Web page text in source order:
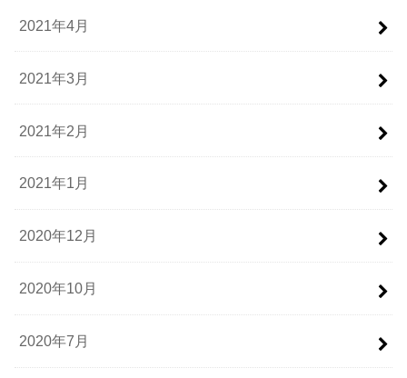
2021年4月
2021年3月
2021年2月
2021年1月
2020年12月
2020年10月
2020年7月